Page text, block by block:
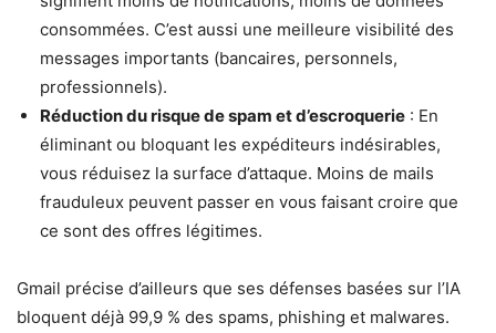
consommées. C’est aussi une meilleure visibilité des
messages importants (bancaires, personnels,
professionnels).
Réduction du risque de spam et d’escroquerie : En
éliminant ou bloquant les expéditeurs indésirables,
vous réduisez la surface d’attaque. Moins de mails
frauduleux peuvent passer en vous faisant croire que
ce sont des offres légitimes.
Gmail précise d’ailleurs que ses défenses basées sur l’IA
bloquent déjà 99,9 % des spams, phishing et malwares.